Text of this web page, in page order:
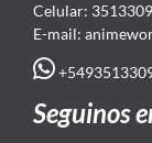
Celular:
E-mail:
Seguinos